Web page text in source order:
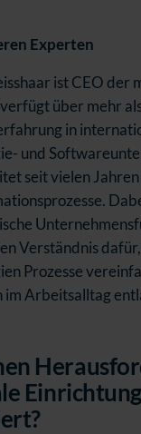
Experten
ist CEO der
über mehr
in
und
seit vielen
Verständnis
Prozesse
im Arbeitsalltag